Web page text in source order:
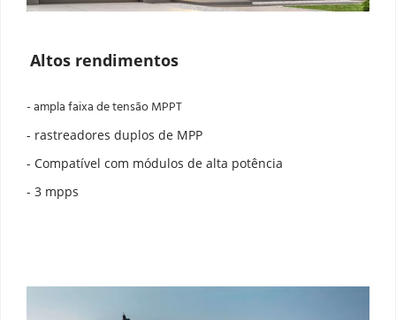
Altos rendimentos
- ampla faixa de tensão MPPT
- rastreadores duplos de MPP
- Compatível com módulos de alta potência
- 3 mpps